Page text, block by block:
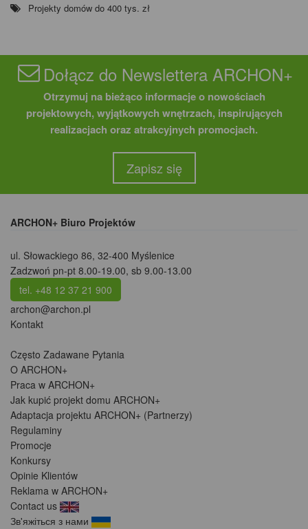
Projekty domów do 400 tys. zł
Dołącz do Newslettera ARCHON+
Otrzymuj na bieżąco informacje o nowościach
projektowych, wyjątkowych wnętrzach, inspirujących
realizacjach oraz atrakcyjnych promocjach.
Zapisz się
ARCHON+ Biuro Projektów
ul. Słowackiego 86, 32-400 Myślenice
Zadzwoń pn-pt 8.00-19.00, sb 9.00-13.00
tel. +48 12 37 21 900
archon@archon.pl
Kontakt
Często Zadawane Pytania
O ARCHON+
Praca w ARCHON+
Jak kupić projekt domu ARCHON+
Adaptacja projektu ARCHON+ (Partnerzy)
Regulaminy
Promocje
Konkursy
Opinie Klientów
Reklama w ARCHON+
Contact us
Зв'яжіться з нами